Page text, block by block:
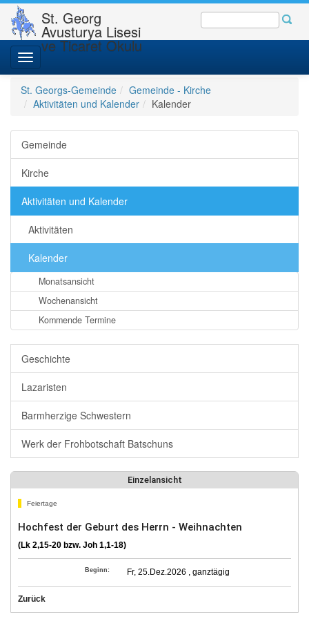
St. Georg
Avusturya Lisesi
ve Ticaret Okulu
Toggle
navigation
St. Georgs-Gemeinde
Gemeinde - Kirche
Aktivitäten und Kalender
Kalender
Gemeinde
Kirche
Aktivitäten und Kalender
Aktivitäten
Kalender
Monatsansicht
Wochenansicht
Kommende Termine
Geschichte
Lazaristen
Barmherzige Schwestern
Werk der Frohbotschaft Batschuns
Einzelansicht
Feiertage
Hochfest der Geburt des Herrn - Weihnachten
(Lk 2,15-20 bzw. Joh 1,1-18)
Beginn: Fr, 25.Dez.2026 , ganztägig
Zurück